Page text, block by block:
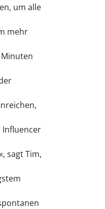
um alle
mehr
Influencer
sagt Tim,